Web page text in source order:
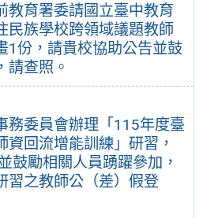
教育署委請國立臺中教育
民族學校跨領域議題教師
1份，請貴校協助公告並鼓
請查照。
務委員會辦理「115年度臺
回流增能訓練」研習，
鼓勵相關人員踴躍參加，
習之教師公（差）假登